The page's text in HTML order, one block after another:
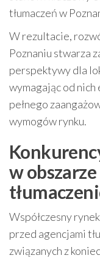
tłumaczeń w
W rezultacie,
Poznaniu stwarza
perspektywy dla
wymagając od
pełnego
wymogów rynku.
w obszarze
Współczesny
przed agencjami
związanych z